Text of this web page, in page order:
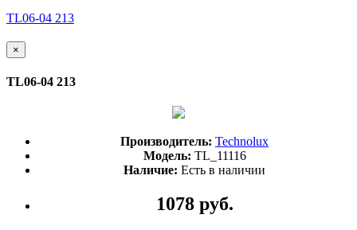
TL06-04 213
×
TL06-04 213
Производитель: Technolux
Модель: TL_11116
Наличие: Есть в наличии
1078 руб.